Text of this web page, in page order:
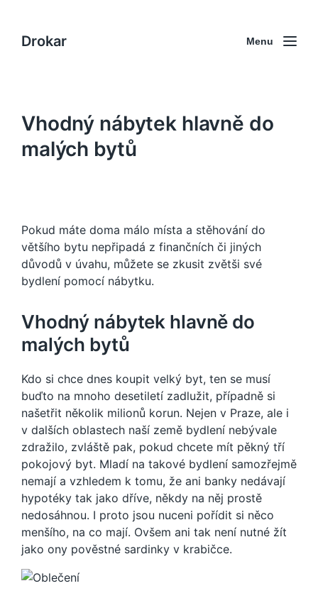
Drokar Menu
Vhodný nábytek hlavně do
malých bytů
Pokud máte doma málo místa a stěhování do
většího bytu nepřipadá z finančních či jiných
důvodů v úvahu, můžete se zkusit zvětši své
bydlení pomocí nábytku.
Vhodný nábytek hlavně do
malých bytů
Kdo si chce dnes koupit velký byt, ten se musí
buďto na mnoho desetiletí zadlužit, případně si
našetřit několik milionů korun. Nejen v Praze, ale i
v dalších oblastech naší země bydlení nebývale
zdražilo, zvláště pak, pokud chcete mít pěkný tří
pokojový byt. Mladí na takové bydlení samozřejmě
nemají a vzhledem k tomu, že ani banky nedávají
hypotéky tak jako dříve, někdy na něj prostě
nedosáhnou. I proto jsou nuceni pořídit si něco
menšího, na co mají. Ovšem ani tak není nutné žít
jako ony pověstné sardinky v krabičce.